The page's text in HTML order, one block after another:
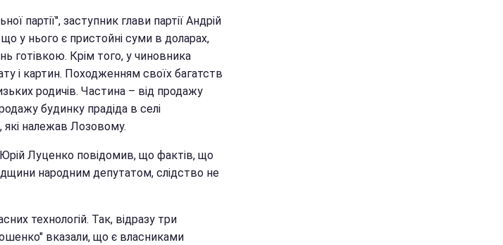
партії", заступник глави партії Андрій
у нього є пристойні суми в доларах,
готівкою. Крім того, у чиновника
і картин. Походженням своїх багатств
родичів. Частина – від продажу
будинку прадіда в селі
які належав Лозовому.
Луценко повідомив, що фактів, що
народним депутатом, слідство не
технологій. Так, відразу три
вказали, що є власниками